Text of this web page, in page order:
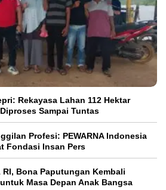
Rekayasa Lahan 112 Hektar
Sampai Tuntas
Profesi: PEWARNA Indonesia
Fondasi Insan Pers
RI, Bona Paputungan Kembali
Masa Depan Anak Bangsa